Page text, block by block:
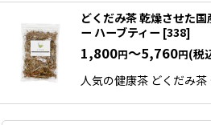
どくだみ茶 乾燥させた
ー ハーブティー [338]
1,800円～5,760円(税
人気の健康茶 どくだみ